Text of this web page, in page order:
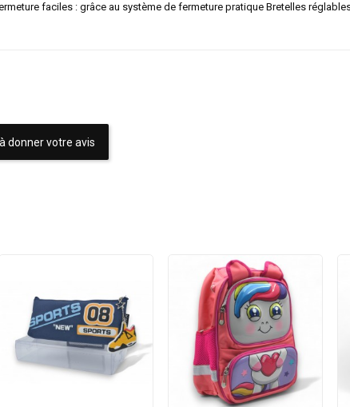
faciles : grâce au système de fermeture pratique Bretelles
donner votre avis